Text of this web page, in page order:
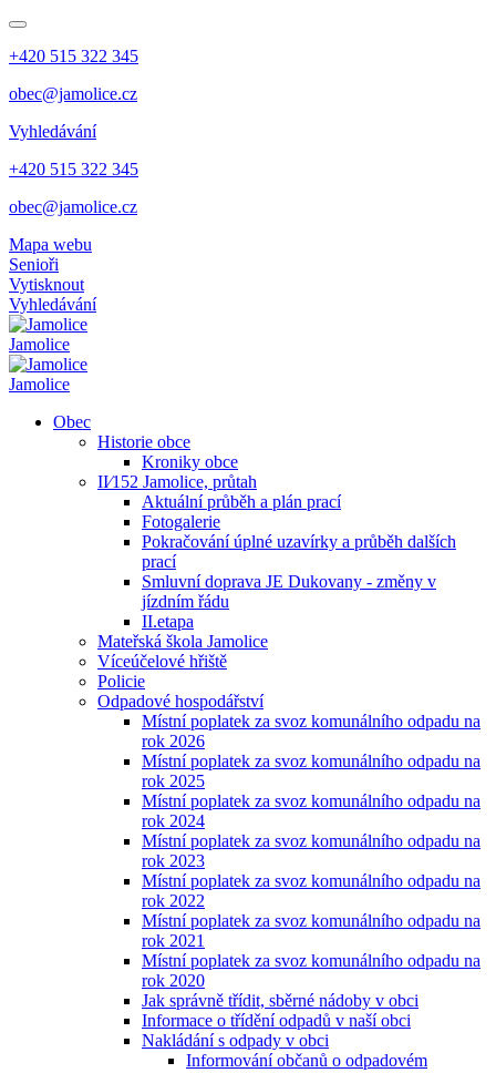
+420 515 322 345
obec@jamolice.cz
Vyhledávání
+420 515 322 345
obec@jamolice.cz
Mapa webu
Senioři
Vytisknout
Vyhledávání
Jamolice
Jamolice
Obec
Historie obce
Kroniky obce
II⁄152 Jamolice, průtah
Aktuální průběh a plán prací
Fotogalerie
Pokračování úplné uzavírky a průběh dalších
prací
Smluvní doprava JE Dukovany - změny v
jízdním řádu
II.etapa
Mateřská škola Jamolice
Víceúčelové hřiště
Policie
Odpadové hospodářství
Místní poplatek za svoz komunálního odpadu na
rok 2026
Místní poplatek za svoz komunálního odpadu na
rok 2025
Místní poplatek za svoz komunálního odpadu na
rok 2024
Místní poplatek za svoz komunálního odpadu na
rok 2023
Místní poplatek za svoz komunálního odpadu na
rok 2022
Místní poplatek za svoz komunálního odpadu na
rok 2021
Místní poplatek za svoz komunálního odpadu na
rok 2020
Jak správně třídit, sběrné nádoby v obci
Informace o třídění odpadů v naší obci
Nakládání s odpady v obci
Informování občanů o odpadovém